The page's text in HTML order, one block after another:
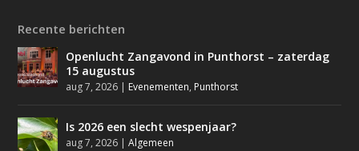
Recente berichten
Openlucht Zangavond in Punthorst – zaterdag
15 augustus
aug 7, 2026 Evenementen, Punthorst
Is 2026 een slecht wespenjaar?
aug 7, 2026 |Algemeen